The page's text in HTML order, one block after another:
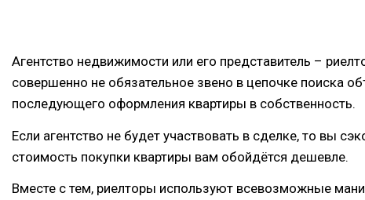
Агентство недвижимости или его представитель –
совершенно не обязательное звено в цепочке поиска
последующего оформления квартиры в собственность.
Если агентство не будет участвовать в сделке, то вы
стоимость покупки квартиры вам обойдётся дешевле.
Вместе с тем, риелторы используют всевозможные